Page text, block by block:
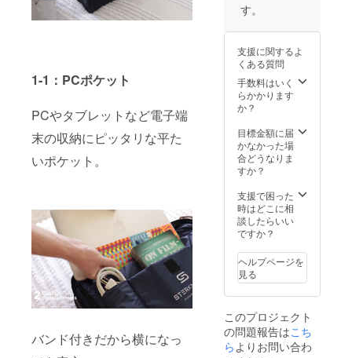
1-1：PCポケット
PCやタブレットなど電子端
末の収納にピッタリな平た
いポケット。
バンド付きだから横になっ
１点 カ
ブラッ
ク or グ
レー 一
般販売
予定価
35,200
円（税
込・配
送料込
す。
支援に関するよ
くある質問
手数料はいく
らかかります
か？
目標金額に届
かなかった場
合どうなりま
すか？
支援で困った
時はどこに相
談したらいい
ですか？
ヘルプページを
見る
このプロジェクト
の問題報告はこち
ら よりお問い合わ